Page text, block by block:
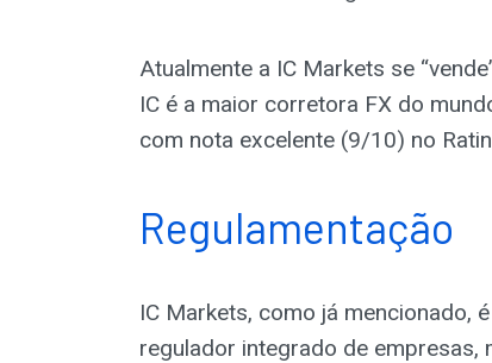
Atualmente a IC Markets se
IC é a maior corretora FX do
com nota excelente (9/10) no
Regulamentação
IC Markets, como já mencionado,
regulador integrado de